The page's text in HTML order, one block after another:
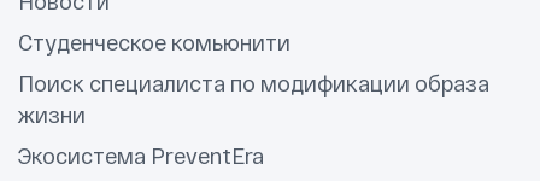
Студенческое комьюнити
Поиск специалиста по модификации образа
жизни
Экосистема PreventEra